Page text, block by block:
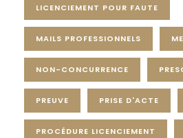
LICENCIEMENT POUR FAUTE
MAILS PROFESSIONNELS
NON-CONCURRENCE
PREUVE PRISE D'ACTE
PROCÉDURE LICENCIEMENT